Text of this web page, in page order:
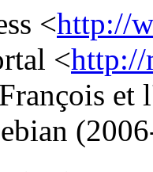
<http://
<http://
et